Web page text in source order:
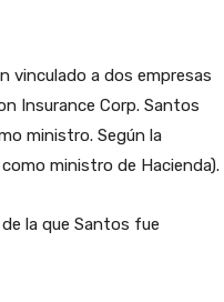
vinculado a dos empresas
Insurance Corp. Santos
ministro. Según la
ministro de Hacienda).
la que Santos fue